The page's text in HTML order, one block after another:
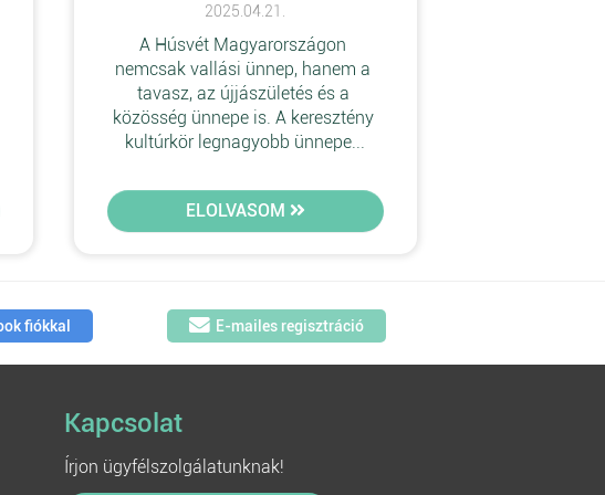
2025.04.21.
A Húsvét Magyarországon
nemcsak vallási ünnep, hanem a
tavasz, az újjászületés és a
közösség ünnepe is. A keresztény
kultúrkör legnagyobb ünnepe...
ELOLVASOM
fiókkal E-mailes regisztráció
Kapcsolat
Írjon ügyfélszolgálatunknak!